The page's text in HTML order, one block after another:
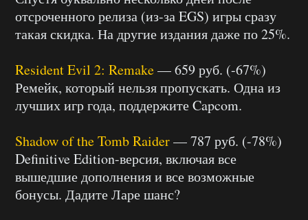
отсроченного релиза (из-за EGS) игры сразу
такая скидка. На другие издания даже по 25%.
Resident Evil 2: Remake— 659 руб. (-67%)
Ремейк, который нельзя пропускать. Одна из
лучших игр года, поддержите Capcom.
Shadow of the Tomb Raider— 787 руб. (-78%)
Definitive Edition-версия, включая все
вышедшие дополнения и все возможные
бонусы. Дадите Ларе шанс?